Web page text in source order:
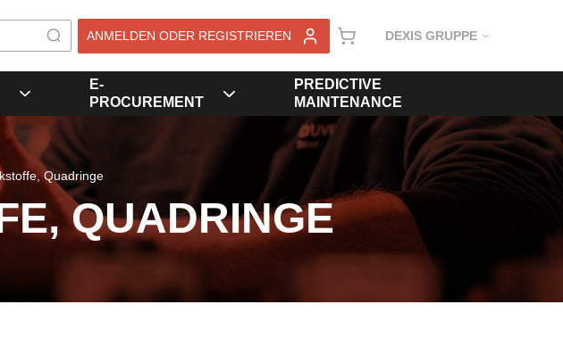
ANMELDEN ODER REGISTRIEREN DEXIS GRUPPE
E-
PROCUREMENT
PREDICTIVE
MAINTENANCE
Quadringe
QUADRINGE